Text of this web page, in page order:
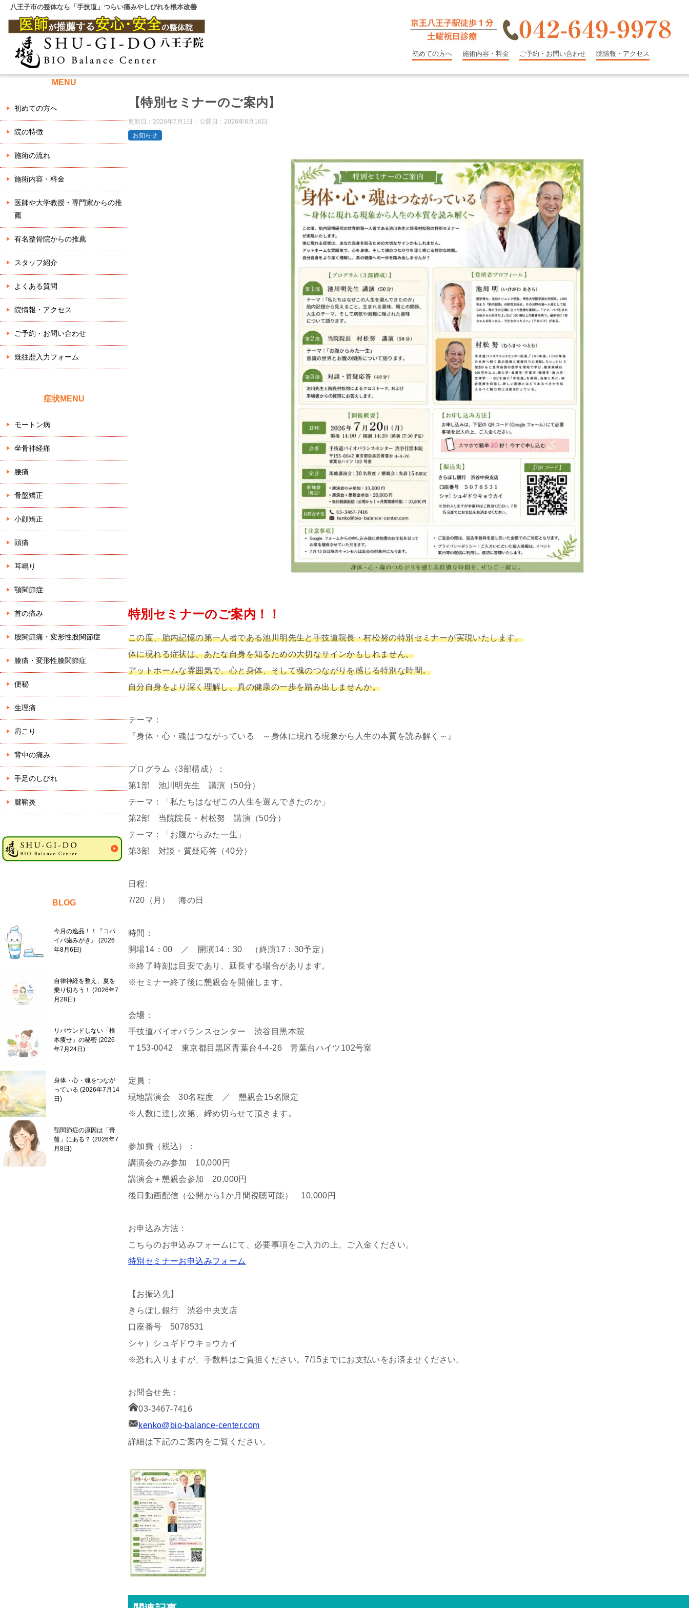
八王子市の整体なら「手技道」つらい痛みやしびれを根本改善
初めての方へ 施術内容・料金 ご予約・お問い合わせ 院情報・アクセス
【特別セミナーのご案内】
更新日： 2026年7月1日 公開日： 2026年6月16日
お知らせ
特別 セミナーのご案内！！
この度、胎内記憶の第一人者である池川明先生と手技道院長・村松努の特別セミナーが実現いたします。
体に現れる症状は、あたな自身を知るための大切なサインかもしれません。
アットホームな雰囲気で、心と身体、そして魂のつながりを感じる特別な時間。
自分自身をより深く理解し、真の健康の一歩を踏み出しませんか。
テーマ：
『身体・心・魂はつながっている ～身体に現れる現象から人生の本質を読み解く～』
プログラム（3部構成）：
第1部 池川明先生 講演（50分）
テーマ：「私たちはなぜこの人生を選んできたのか」
第2部 当院院長・村松努 講演（50分）
テーマ：「お腹からみた一生」
第3部 対談・質疑応答（40分）
日程:
7/20（月） 海の日
時間：
開場14：00 ／ 開演14：30 （終演17：30予定）
※終了時刻は目安であり、延長する場合があります。
※セミナー終了後に懇親会を開催します。
会場：
手技道バイオバランスセンター 渋谷目黒本院
〒153-0042 東京都目黒区青葉台4-4-26 青葉台ハイツ102号室
定員：
現地講演会 30名程度 ／ 懇親会15名限定
※人数に達し次第、締め切らせて頂きます。
参加費（税込）：
講演会のみ参加 10,000円
講演会＋懇親会参加 20,000円
後日動画配信（公開から1か月間視聴可能） 10,000円
お申込み方法：
こちらのお申込みフォームにて、必要事項をご入力の上、ご入金ください。
特別セミナーお申込みフォーム
【お振込先】
きらぼし銀行 渋谷中央支店
口座番号 5078531
シャ）シュギドウキョウカイ
※恐れ入りますが、手数料はご負担ください。7/15までにお支払いをお済ませください。
お問合せ先：
03-3467-7416
kenko@bio-balance-center.com
詳細は下記のご案内をご覧ください。
MENU
初めての方へ
院の特徴
施術の流れ
施術内容・料金
医師や大学教授・専門家からの推
薦
有名整骨院からの推薦
スタッフ紹介
よくある質問
院情報・アクセス
ご予約・お問い合わせ
既往歴入力フォーム
症状MENU
モートン病
坐骨神経痛
腰痛
骨盤矯正
小顔矯正
頭痛
耳鳴り
顎関節症
首の痛み
股関節痛・変形性股関節症
膝痛・変形性膝関節症
便秘
生理痛
肩こり
背中の痛み
手足のしびれ
腱鞘炎
BLOG
今月の逸品！！『コパ
イバ歯みがき』
2026
年8月6日
自律神経を整え、夏を
乗り切ろう！
2026年7
月28日
リバウンドしない「根
本痩せ」の秘密 2026
年7月24日
身体・心・魂をつなが
っている 2026年7月14
日
顎関節症の原因は「骨
盤」にある？
2026年7
月8日